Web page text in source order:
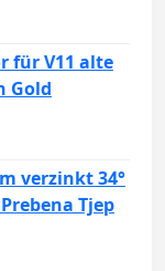
für V11 alte
Gold
verzinkt 34°
Tjep